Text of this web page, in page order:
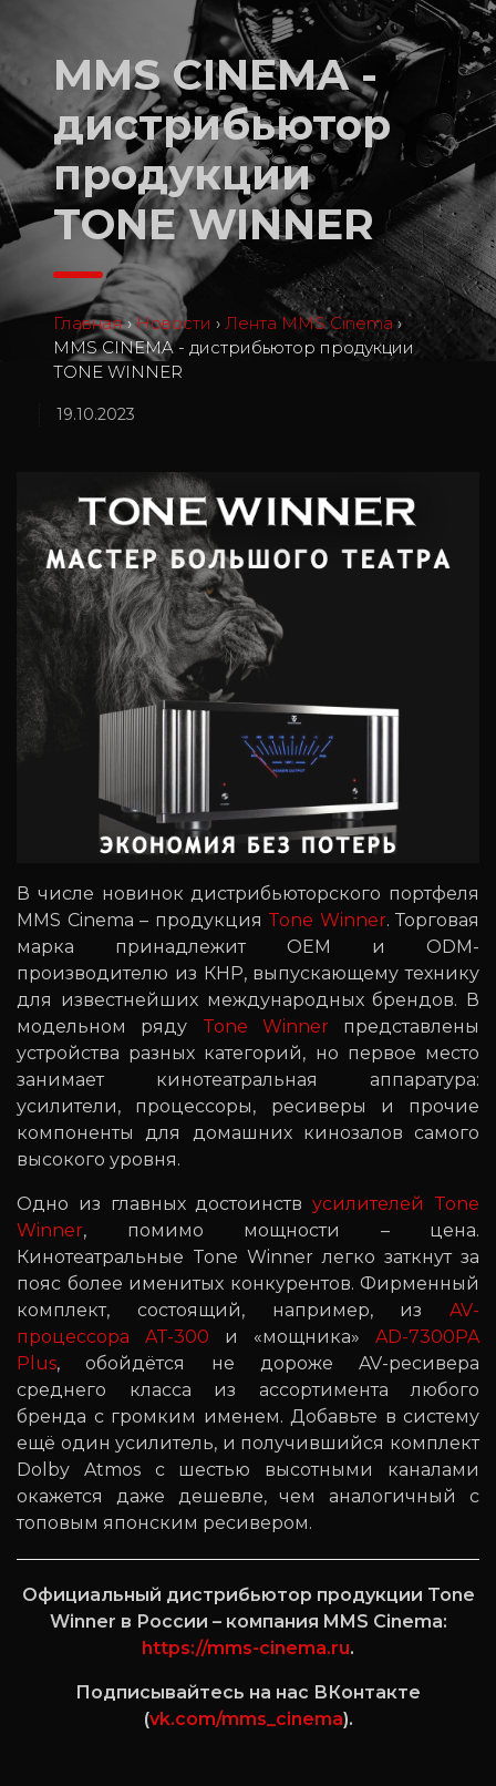
MMS CINEMA -
дистрибьютор
продукции
TONE WINNER
Главная › Новости › Лента MMS Cinema ›
MMS CINEMA - дистрибьютор продукции
TONE WINNER
19.10.2023
В числе новинок дистрибьюторского портфеля
MMS Cinema – продукция Tone Winner. Торговая
марка принадлежит OEM и ODM-
производителю из КНР, выпускающему технику
для известнейших международных брендов. В
модельном ряду Tone Winnerпредставлены
устройства разных категорий, но первое место
занимает кинотеатральная аппаратура:
усилители, процессоры, ресиверы и прочие
компоненты для домашних кинозалов самого
высокого уровня.
Одно из главных достоинствусилителей Tone
Winner, помимо мощности – цена.
Кинотеатральные Tone Winner легко заткнут за
пояс более именитых конкурентов. Фирменный
комплект, состоящий, например, из AV-
процессора AT-300 и «мощника» AD-7300PA
Plus, обойдётся не дороже AV-ресивера
среднего класса из ассортимента любого
бренда с громким именем. Добавьте в систему
ещё один усилитель, и получившийся комплект
Dolby Atmos с шестью высотными каналами
окажется даже дешевле, чем аналогичный с
топовым японским ресивером.
Официальный дистрибьютор продукции Tone
Winner в России – компания MMS Cinema:
https://mms-cinema.ru.
Подписывайтесь на нас ВКонтакте
(vk.com/mms_cinema).